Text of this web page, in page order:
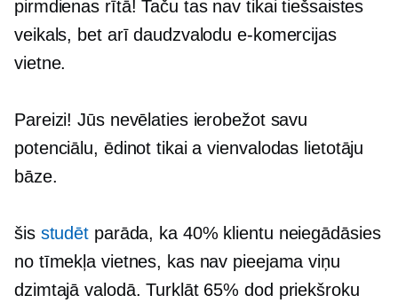
pirmdienas rītā! Taču tas nav tikai tiešsaistes
veikals, bet arī daudzvalodu e-komercijas
vietne.
Pareizi! Jūs nevēlaties ierobežot savu
potenciālu, ēdinot tikai avienvalodas lietotāju
bāze.
šis studēt parāda, ka 40% klientu neiegādāsies
no tīmekļa vietnes, kas nav pieejama viņu
dzimtajā valodā. Turklāt 65% dod priekšroku